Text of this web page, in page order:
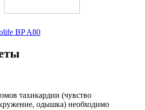
BP A80
тахикардии (чувство
одышка) необходимо